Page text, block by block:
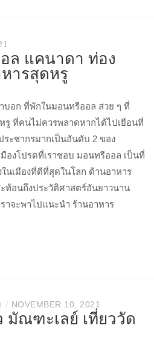
ล แคนาดา ท่อง
ารสุดหรู
บอก ที่พักในมอนทรีออล สวย ๆ ที่
รู ที่คนไม่ควรพลาดหากได้ไปเยือนที่
ะชากรมากเป็นอันดับ 2 ของ
องโปรดที่เราชอบ มอนทรีออล เป็นที่
นเมืองที่ดีที่สุดในโลก ด้านอาหาร
ท้อนถึงประวัติศาสตร์อันยาวนาน
าจะพาไปแนะนำ ร้านอาหาร
/ NOVEMBER 10, 2021
มัณฑะเลย์ เที่ยววัด